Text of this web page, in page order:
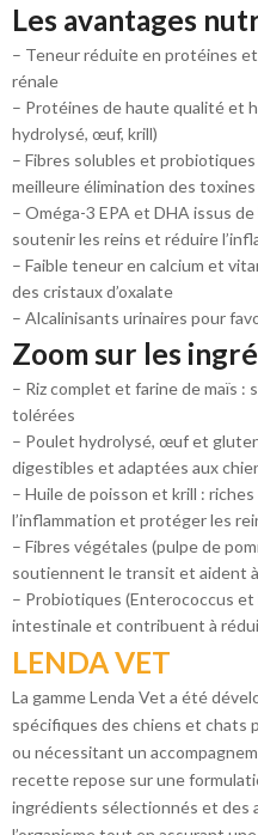
Les avantages
– Teneur réduite en protéines
rénale
– Protéines de haute qualité et
hydrolysé, œuf, krill)
– Fibres solubles et
meilleure élimination des toxines
– Oméga-3 EPA et DHA issus
soutenir les reins et réduire
– Faible teneur en calcium et
des cristaux d’oxalate
– Alcalinisants urinaires pour
Zoom sur les
– Riz complet et farine de maïs :
tolérées
– Poulet hydrolysé, œuf et
digestibles et adaptées aux
– Huile de poisson et krill :
l’inflammation et protéger les
– Fibres végétales (pulpe de
soutiennent le transit et aident
– Probiotiques (Enterococcus
intestinale et contribuent à
LENDA VET
La gamme Lenda Vet a été
spécifiques des chiens et
ou nécessitant un
recette repose sur une
ingrédients sélectionnés et des